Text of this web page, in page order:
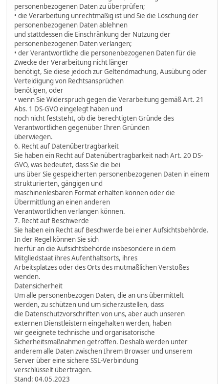
personenbezogenen Daten zu überprüfen;
• die Verarbeitung unrechtmäßig ist und Sie die Löschung der
personenbezogenen Daten ablehnen
und stattdessen die Einschränkung der Nutzung der
personenbezogenen Daten verlangen;
• der Verantwortliche die personenbezogenen Daten für die
Zwecke der Verarbeitung nicht länger
benötigt, Sie diese jedoch zur Geltendmachung, Ausübung oder
Verteidigung von Rechtsansprüchen
benötigen, oder
• wenn Sie Widerspruch gegen die Verarbeitung gemäß Art. 21
Abs. 1 DS-GVO eingelegt haben und
noch nicht feststeht, ob die berechtigten Gründe des
Verantwortlichen gegenüber Ihren Gründen
überwiegen.
6. Recht auf Datenübertragbarkeit
Sie haben ein Recht auf Datenübertragbarkeit nach Art. 20 DS-
GVO, was bedeutet, dass Sie die bei
uns über Sie gespeicherten personenbezogenen Daten in einem
strukturierten, gängigen und
maschinenlesbaren Format erhalten können oder die
Übermittlung an einen anderen
Verantwortlichen verlangen können.
7. Recht auf Beschwerde
Sie haben ein Recht auf Beschwerde bei einer Aufsichtsbehörde.
In der Regel können Sie sich
hierfür an die Aufsichtsbehörde insbesondere in dem
Mitgliedstaat ihres Aufenthaltsorts, ihres
Arbeitsplatzes oder des Orts des mutmaßlichen Verstoßes
wenden.
Datensicherheit
Um alle personenbezogen Daten, die an uns übermittelt
werden, zu schützen und um sicherzustellen, dass
die Datenschutzvorschriften von uns, aber auch unseren
externen Dienstleistern eingehalten werden, haben
wir geeignete technische und organisatorische
Sicherheitsmaßnahmen getroffen. Deshalb werden unter
anderem alle Daten zwischen Ihrem Browser und unserem
Server über eine sichere SSL-Verbindung
verschlüsselt übertragen.
Stand: 04.05.2023